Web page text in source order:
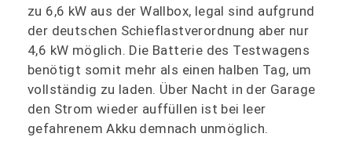
zu 6,6 kW aus der Wallbox, legal sind aufgrund
der deutschen Schieflastverordnung aber nur
4,6 kW möglich. Die Batterie des Testwagens
benötigt somit mehr als einen halben Tag, um
vollständig zu laden. Über Nacht in der Garage
den Strom wieder auffüllen ist bei leer
gefahrenem Akku demnach unmöglich.